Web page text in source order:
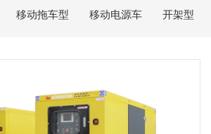
移动拖车型 移动电源车 开架型